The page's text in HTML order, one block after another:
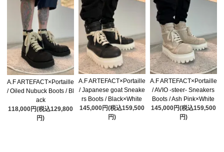
A.F ARTEFACT×Portaille
/ Oiled Nubuck Boots / Bl
ack
118,000円(税込129,800
円)
A.F ARTEFACT×Portaille
/ Japanese goat Sneake
rs Boots / Black×White
145,000円(税込159,500
円)
A.F ARTEFACT×Portaille
/ AVIO -steer- Sneakers
Boots / Ash Pink×White
145,000円(税込159,500
円)